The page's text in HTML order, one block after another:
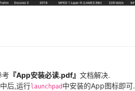
考 『App安装必读.pdf』 文档解决.
后,运行launchpad 中安装的App图标即可.